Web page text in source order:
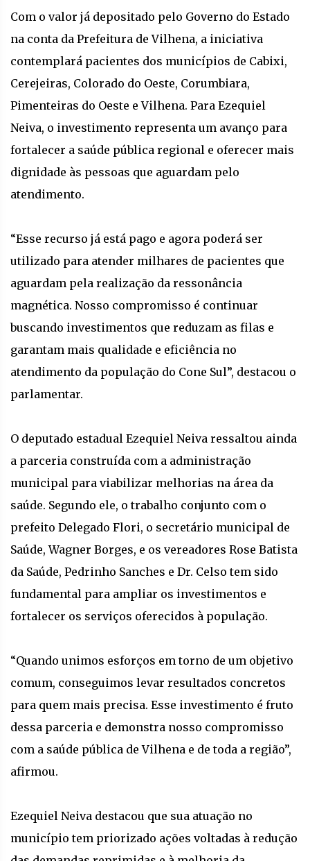
Com o valor já depositado pelo Governo do Estado
na conta da Prefeitura de Vilhena, a iniciativa
contemplará pacientes dos municípios de Cabixi,
Cerejeiras, Colorado do Oeste, Corumbiara,
Pimenteiras do Oeste e Vilhena. Para Ezequiel
Neiva, o investimento representa um avanço para
fortalecer a saúde pública regional e oferecer mais
dignidade às pessoas que aguardam pelo
atendimento.
“Esse recurso já está pago e agora poderá ser
utilizado para atender milhares de pacientes que
aguardam pela realização da ressonância
magnética. Nosso compromisso é continuar
buscando investimentos que reduzam as filas e
garantam mais qualidade e eficiência no
atendimento da população do Cone Sul”, destacou o
parlamentar.
O deputado estadual Ezequiel Neiva ressaltou ainda
a parceria construída com a administração
municipal para viabilizar melhorias na área da
saúde. Segundo ele, o trabalho conjunto com o
prefeito Delegado Flori, o secretário municipal de
Saúde, Wagner Borges, e os vereadores Rose Batista
da Saúde, Pedrinho Sanches e Dr. Celso tem sido
fundamental para ampliar os investimentos e
fortalecer os serviços oferecidos à população.
“Quando unimos esforços em torno de um objetivo
comum, conseguimos levar resultados concretos
para quem mais precisa. Esse investimento é fruto
dessa parceria e demonstra nosso compromisso
com a saúde pública de Vilhena e de toda a região”,
afirmou.
Ezequiel Neiva destacou que sua atuação no
município tem priorizado ações voltadas à redução